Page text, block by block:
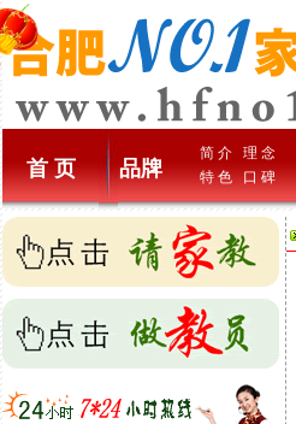
首 页 品牌
简 介
理 念
特 色
口 碑